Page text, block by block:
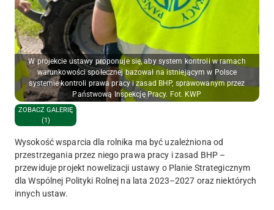
W projekcie ustawy proponuje się, aby system kontroli w ramach
warunkowości społecznej bazował na istniejącym w Polsce
systemie kontroli prawa pracy i zasad BHP, sprawowanym przez
Państwową Inspekcję Pracy. Fot. KWP
ZOBACZ GALERIĘ
(1)
Wysokość wsparcia dla rolnika ma być uzależniona od
przestrzegania przez niego prawa pracy i zasad BHP –
przewiduje projekt nowelizacji ustawy o Planie Strategicznym
dla Wspólnej Polityki Rolnej na lata 2023–2027 oraz niektórych
innych ustaw.